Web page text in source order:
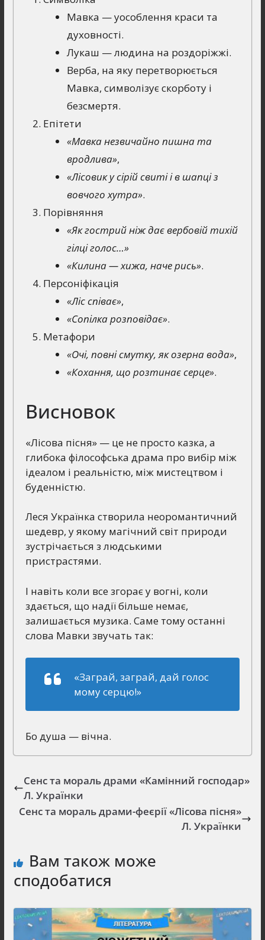
Мавка — уособлення краси та
духовності.
Лукаш — людина на роздоріжжі.
Верба, на яку перетворюється
Мавка, символізує скорботу і
безсмертя.
Епітети
«Мавка незвичайно пишна та
вродлива»,
«Лісовик у сірій свиті і в шапці з
вовчого хутра».
Порівняння
«Як гострий ніж дає вербовій тихій
гілці голос…»
«Килина — хижа, наче рись».
Персоніфікація
«Ліс співає»,
«Сопілка розповідає».
Метафори
«Очі, повні смутку, як озерна вода»,
«Кохання, що розтинає серце».
Висновок
«Лісова пісня» — це не просто казка, а
глибока філософська драма про вибір між
ідеалом і реальністю, між мистецтвом і
буденністю.
Леся Українка створила неоромантичний
шедевр, у якому магічний світ природи
зустрічається з людськими
пристрастями.
І навіть коли все згорає у вогні, коли
здається, що надії більше немає,
залишається музика. Саме тому останні
слова Мавки звучать так:
«Заграй, заграй, дай голос
мому серцю!»
Бо душа — вічна.
Сенс та мораль драми «Камінний господар»
Л. Українки
Сенс та мораль драми-феєрії «Лісова пісня»
Л. Українки
Вам також може
сподобатися